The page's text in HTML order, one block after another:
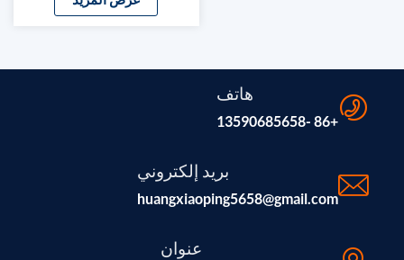
CNC
هاتف
+86 -13590685658
بريد إلكتروني
huangxiaoping5658@gmail.com
عنوان